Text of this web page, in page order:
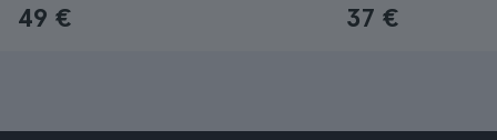
49 € 37 €